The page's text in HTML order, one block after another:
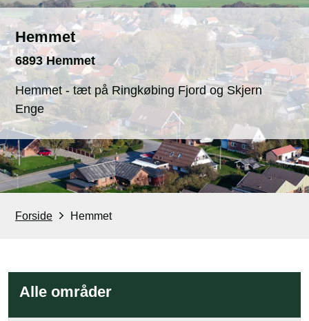
Hemmet
6893 Hemmet
Hemmet - tæt på Ringkøbing Fjord og Skjern
Enge
Forside Hemmet
Alle områder